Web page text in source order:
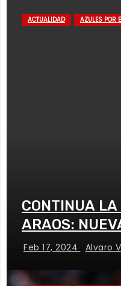
ACTUALIDAD AZULES POR
CONTINUA
ARAOS:
Feb 17, 2024 Alvaro